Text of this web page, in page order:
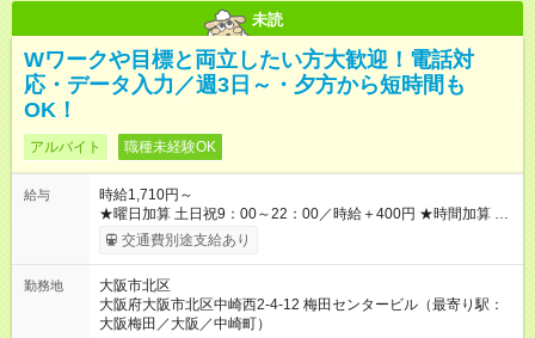
未読
Wワークや目標と両立したい方大歓迎！電話対
応・データ入力／週3日～・夕方から短時間も
OK！
アルバイト 職種未経験OK
給与
時給1,710円～
★曜日加算 土日祝9：00～22：00／時給＋400円 ★時間加算 月
09：00～12：00／時給+200円 月17：00～22：00／時給+200
円 金17：00～22：00／時給+400円 ※曜日加算と時間帯加算は
3日・月収例 ロングシフトで・・・月収20万3580円 [1]金曜日
収：13970円×4日＝55880円 [2]土曜日収：14770円×5日＝
73850円 [3]日曜日収：14770円×5日＝73850円 ※全日14：00～
交通費別途支給あり
勤務地
大阪市北区
大阪府大阪市北区中崎西2-4-12 梅田センタービル（最寄り駅：
大阪梅田／大阪／中崎町）